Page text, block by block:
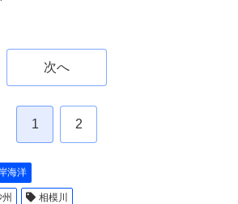
次へ
1 2
海洋
相模川